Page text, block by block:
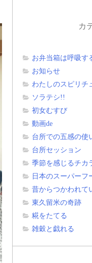
カ
お弁当箱は呼吸す
お知らせ
わたしのスピリチ
ソラテシ!!
初女むすび
動画de
台所での五感の使
台所セッション
季節を感じるチカ
日本のスーパーフ
昔からつかわれて
東久留米の奇跡
糀をたてる
雑穀と戯れる